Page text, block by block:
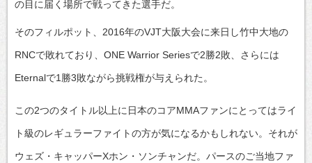
の目に届く場所で戦ってきた選手だ。
そのフィルポット、2016年のVJT大阪大会に来日し竹中大地の
RNCで敗れており、ONE Warrior Seriesで2勝2敗、さらには
Eternalで1勝3敗ながら挑戦権が与えられた。
この2つのタイトル以上に日本のコアMMAファンにとってはライ
ト級のレギュラーファイトの方が気になるかもしれない。それが
ウェズ・キャッパーXホン・ソンチャンだ。パースのご当地ファ